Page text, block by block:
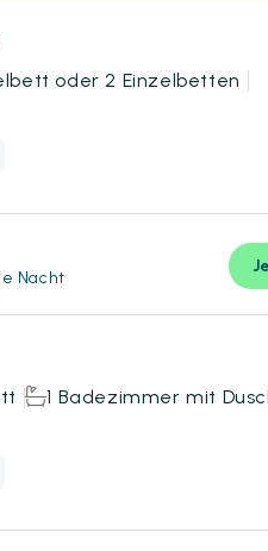
oder 2 Einzelbetten
Nacht
1 Badezimmer mit